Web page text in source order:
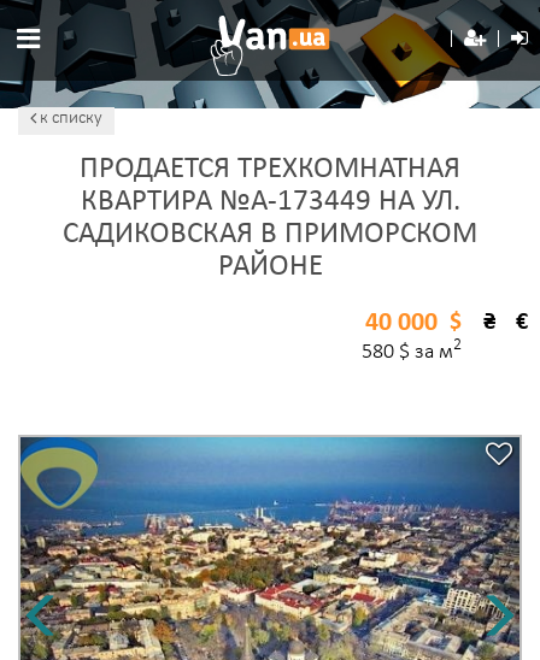
к списку
ПРОДАЕТСЯ ТРЕХКОМНАТНАЯ
КВАРТИРА №A-173449 НА УЛ.
САДИКОВСКАЯ В ПРИМОРСКОМ
РАЙОНЕ
$ ₴ €
40 000
580 $ за м2